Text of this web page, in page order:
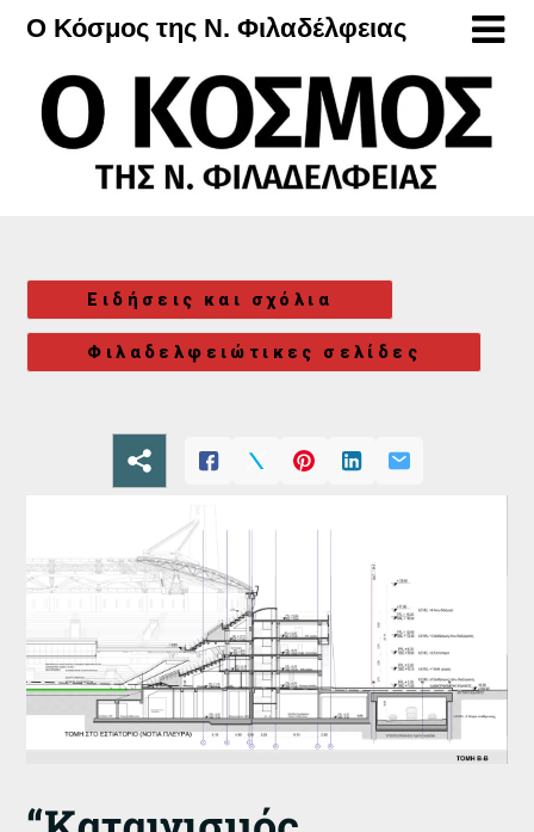
Μετάβαση
περιεχόμενο
Ο Κόσμος της Ν. Φιλαδέλφειας
Ειδήσεις και σχόλια
Φιλαδελφειώτικες σελίδες